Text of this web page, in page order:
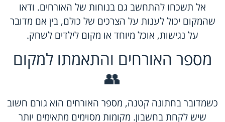
אל תשכחו להתחשב גם בנוחות של האורחים. ודאו
שהמקום יכול לענות על הצרכים של כולם, בין אם מדובר
על נגישות, אוכל מיוחד או מקום לילדים לשחק.
מספר האורחים והתאמתו למקום
👥
כשמדובר בחתונה קטנה, מספר האורחים הוא גורם חשוב
שיש לקחת בחשבון. מקומות מסוימים מתאימים יותר